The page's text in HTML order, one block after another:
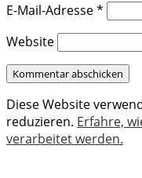
E-Mail-Adresse*
Website
Diese Website
reduzieren. Erfahre,
verarbeitet werden.